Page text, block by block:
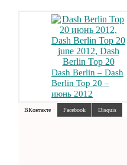
Dash Berlin – Dash
Berlin Top 20 –
июнь 2012
ВКонтакте Facebook Disquis